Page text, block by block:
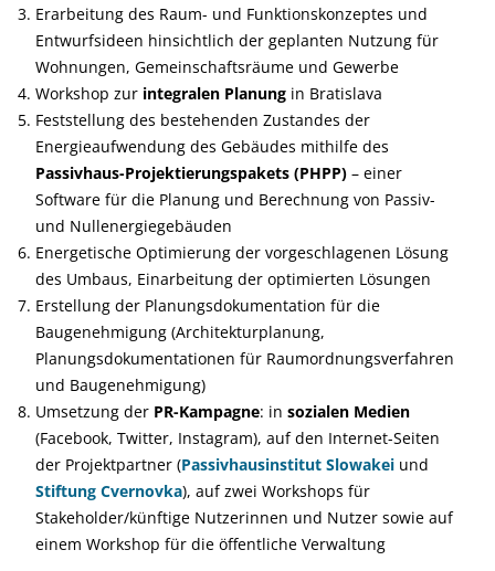
Erarbeitung des Raum- und Funktionskonzeptes und
Entwurfsideen hinsichtlich der geplanten Nutzung für
Wohnungen, Gemeinschaftsräume und Gewerbe
Workshop zur integralen Planung in Bratislava
Feststellung des bestehenden Zustandes der
Energieaufwendung des Gebäudes mithilfe des
Passivhaus-Projektierungspakets (PHPP) – einer
Software für die Planung und Berechnung von Passiv-
und Nullenergiegebäuden
Energetische Optimierung der vorgeschlagenen Lösung
des Umbaus, Einarbeitung der optimierten Lösungen
Erstellung der Planungsdokumentation für die
Baugenehmigung (Architekturplanung,
Planungsdokumentationen für Raumordnungsverfahren
und Baugenehmigung)
Umsetzung der PR-Kampagne: in sozialen Medien
(Facebook, Twitter, Instagram), auf den Internet-Seiten
der Projektpartner (Passivhausinstitut Slowakei und
Stiftung Cvernovka), auf zwei Workshops für
Stakeholder/künftige Nutzerinnen und Nutzer sowie auf
einem Workshop für die öffentliche Verwaltung